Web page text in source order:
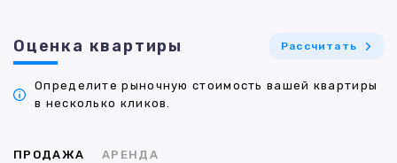
Оценка квартиры Рассчитать
Определите рыночную стоимость вашей квартиры
в несколько кликов.
ПРОДАЖА АРЕНДА